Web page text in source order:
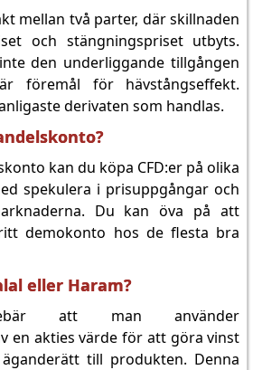
mellan två parter, där skillnaden
och stängningspriset utbyts.
den underliggande tillgången
föremål för hävstångseffekt.
derivaten som handlas.
kan du köpa CFD:er på olika
spekulera i prisuppgångar och
Du kan öva på att
demokonto hos de flesta bra
eller Haram?
att man använder
en akties värde för att göra vinst
till produkten. Denna